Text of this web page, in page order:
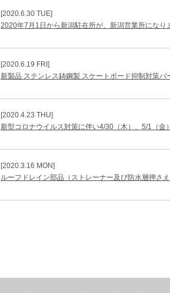
[2020.6.30 TUE]
2020年7月1日から新潟駐在所が、新潟営業所になり
[2020.6.19 FRI]
新製品 ステンレス鋳鋼製 スケートボード抑制対策バ
[2020.4.23 THU]
新型コロナウイルス対策に伴い4/30（木）、5/1（金
[2020.3.16 MON]
ルーフドレイン部品（ストレーナー及び防水層押さ